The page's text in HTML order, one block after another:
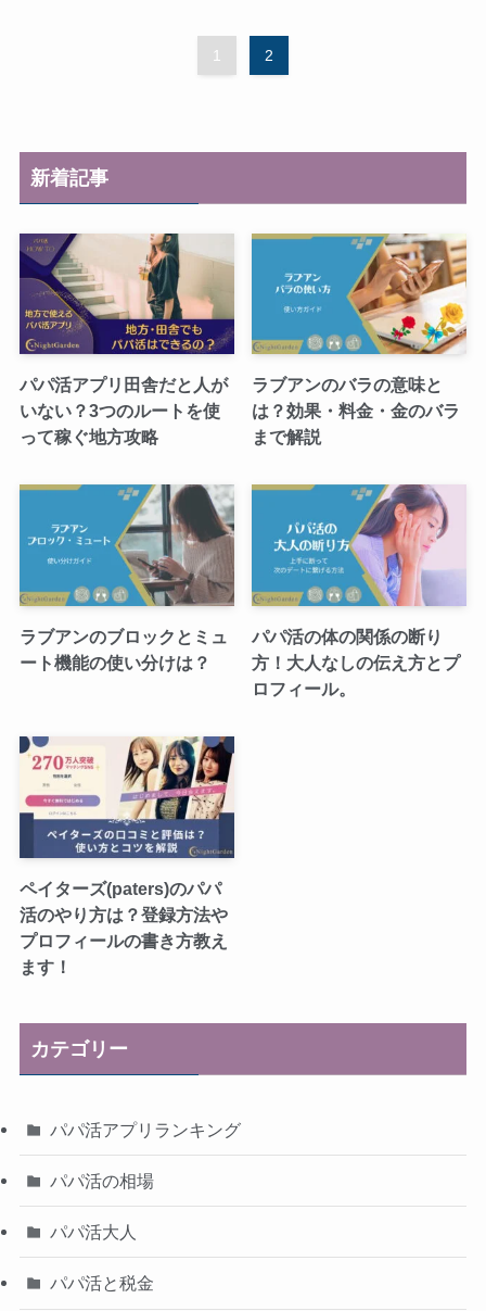
1 2
新着記事
パパ活アプリ田舎だと人が
いない？3つのルートを使
って稼ぐ地方攻略
ラブアンのバラの意味と
は？効果・料金・金のバラ
まで解説
ラブアンのブロックとミュ
ート機能の使い分けは？
パパ活の体の関係の断り
方！大人なしの伝え方とプ
ロフィール。
ペイターズ(paters)のパパ
活のやり方は？登録方法や
プロフィールの書き方教え
ます！
カテゴリー
パパ活アプリランキング
パパ活の相場
パパ活大人
パパ活と税金